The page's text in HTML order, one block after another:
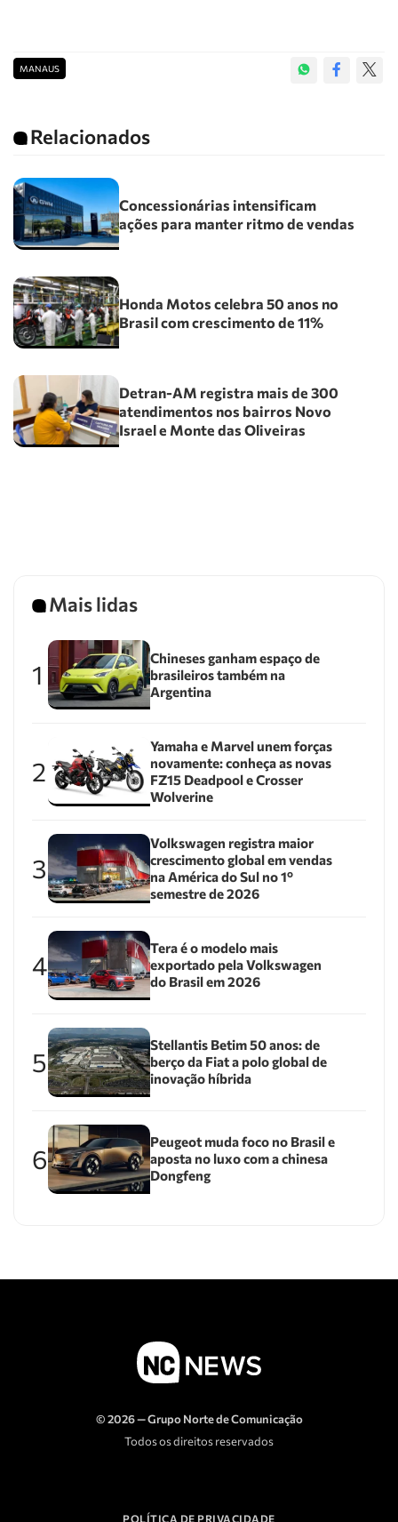
MANAUS
Relacionados
Concessionárias intensificam
ações para manter ritmo de vendas
Honda Motos celebra 50 anos no
Brasil com crescimento de 11%
Detran-AM registra mais de 300
atendimentos nos bairros Novo
Israel e Monte das Oliveiras
Mais lidas
1
Chineses ganham espaço de
brasileiros também na
Argentina
2
Yamaha e Marvel unem forças
novamente: conheça as novas
FZ15 Deadpool e Crosser
Wolverine
3
Volkswagen registra maior
crescimento global em vendas
na América do Sul no 1º
semestre de 2026
4
Tera é o modelo mais
exportado pela Volkswagen
do Brasil em 2026
5
Stellantis Betim 50 anos: de
berço da Fiat a polo global de
inovação híbrida
6
Peugeot muda foco no Brasil e
aposta no luxo com a chinesa
Dongfeng
© 2026 — Grupo Norte de Comunicação
Todos os direitos reservados
POLÍTICA DE PRIVACIDADE